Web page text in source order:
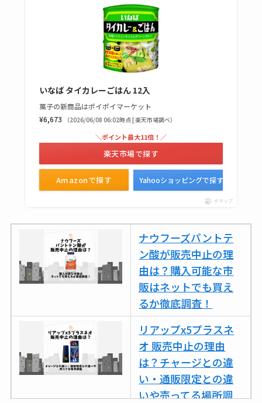
ない？売ってる場所
は？代わりの代用品
も調査
クランベリージュー
スはコンビニで売っ
てる？薬局やイオン
は？おすすめや効果
も調査
いなば タイカレーごはん 12入
菓子の新商品はポイポイマーケット
¥6,673
（2026/06/08 06:02時点 | 楽天市場調べ）
Amazonで探す
＼ポイント最大11倍！／
楽天市場で探す
Yahooショッピングで探す
ポチップ
ナウフーズパントテ
ン酸が販売中止の理
由は？購入可能な市
販はネットでも買え
るか徹底調査！
リアップx5プラスネ
オ 販売中止の理由
は？チャージとの違
い・通販限定との違
いや売ってる場所調